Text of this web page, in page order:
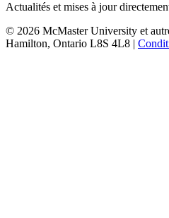
Actualités et mises à jour
© 2026 McMaster University et
Hamilton, Ontario L8S 4L8 |